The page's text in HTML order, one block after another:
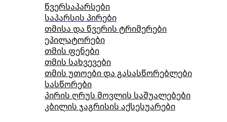
წვერსაპარსები
საპარსის პირები
თმისა და წვერის ტრიმერები
ეპილატორები
თმის ფენები
თმის სახვევები
თმის უთოები და გასასწორებლები
სასწორები
პირის ღრუს მოვლის საშუალებები
კბილის ჯაგრისის აქსესუარები